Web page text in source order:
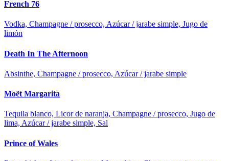
French 76
Vodka, Champagne / prosecco, Azúcar / jarabe simple, Jugo de
limón
Death In The Afternoon
Absinthe, Champagne / prosecco, Azúcar / jarabe simple
Moët Margarita
Tequila blanco, Licor de naranja, Champagne / prosecco, Jugo de
lima, Azúcar / jarabe simple, Sal
Prince of Wales